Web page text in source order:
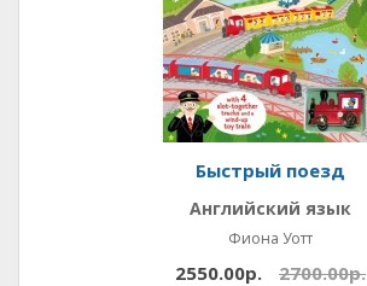
Быстрый поезд
Английский язык
Фиона Уотт
2550.00р. 2700.00р.